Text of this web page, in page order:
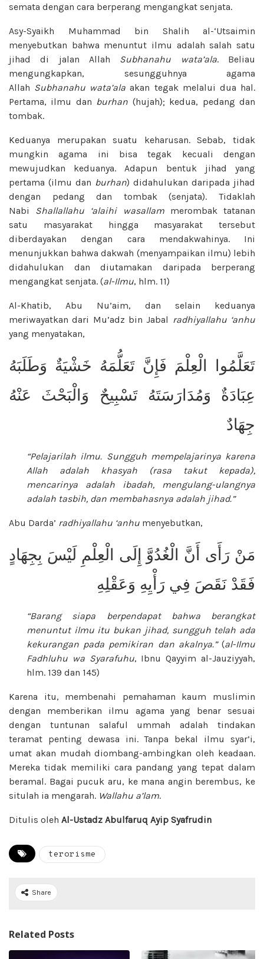
semata dengan cara berperang mengangkat senjata.
Asy-Syaikh Muhammad bin Shalih al-‘Utsaimin
menyebutkan bahwa menuntut ilmu adalah salah satu
jihad di jalan Allah Subhanahu wata’ala. Beliau
mengungkapkan, sesungguhnya agama
Allah Subhanahu wata’ala akan tegak melalui dua hal.
Pertama, ilmu dan burhan (hujah); kedua, pedang dan
tombak.
Keduanya merupakan suatu keharusan. Sebab, tidak
mungkin agama ini bisa tegak kecuali dengan
mewujudkan keduanya. Adapun bentuk jihad yang
pertama (ilmu dan burhan) didahulukan daripada jihad
dengan pedang dan tombak (senjata). Tidaklah
Nabi Shallallahu ‘alaihi wasallammerombak tatanan
satu masyarakat hingga masyarakat tersebut
diberdayakan dengan cara mendakwahinya. Ini
menunjukkan bahwa dakwah (menyampaikan ilmu) lebih
didahulukan dan diutamakan daripada berperang
mengangkat senjata. (al-Ilmu, hlm. 11)
Al-Khatib, Abu Nu’aim, dan selain keduanya
meriwayatkan dari Mu’adz bin Jabal radhiyallahu ‘anhu
yang menyatakan,
تَعَلَّمُوا الْعِلْمَ فَإِنَّ تَعَلُّمَهُ خَشْيَةٌ وَطَلَبَهُ
عِبَادَةٌ وَمُدَارَسَتَهُ تَسْبِيحٌ وَالْبَحْثَ عَنْهُ
جِهَادٌ
“Pelajarilah ilmu. Sungguh mempelajarinya karena
Allah adalah khasyah (rasa takut kepada),
mencarinya adalah ibadah, mengulang-ulangnya
adalah tasbih, dan membahasnya adalah jihad.”
Abu Darda’ radhiyallahu ‘anhu menyebutkan,
مَنْ رَأَى أَنَّ الْغُدُوَّ إِلَى الْعِلْمِ لَيْسَ بِجِهَادٍ
فَقَدْ نَقَصَ فِي رَأْيِهِ وَعَقْلِهِ
“Barang siapa berpendapat bahwa berangkat
menuntut ilmu itu bukan jihad, sungguh telah ada
kekurangan pada pemikiran dan akalnya.” (al-Ilmu
Fadhluhu wa Syarafuhu, Ibnu Qayyim al-Jauziyyah,
hlm. 139 dan 145)
Karena itu, membenahi pemahaman kaum muslimin
dengan memberikan ilmu agama yang benar sesuai
dengan tuntunan salaful ummah adalah tindakan
teramat penting dewasa ini. Tanpa bekal ilmu syar’i,
umat akan mudah diombang-ambingkan oleh keadaan.
Mereka tidak memiliki cara pandang yang tepat dalam
beramal. Bagai pucuk aru, ke mana angin berembus, ke
situlah ia mengarah. Wallahu a’lam.
Ditulis oleh Al-Ustadz Abulfaruq Ayip Syafrudin
terorisme
Share
Related Posts